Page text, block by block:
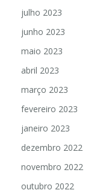
julho 2023
junho 2023
maio 2023
abril 2023
março 2023
fevereiro 2023
janeiro 2023
dezembro 2022
novembro 2022
outubro 2022